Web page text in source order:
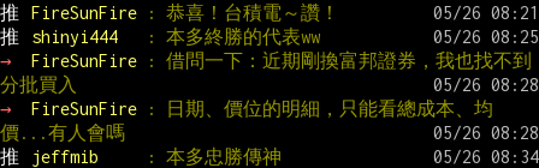
推
FireSunFire
: 恭喜！台積電～讚！
推
shinyi444
: 本多終勝的代表ww
→
FireSunFire
: 借問一下：近期剛換富邦證券，我也找不到
分批買入
→
FireSunFire
: 日期、價位的明細，只能看總成本、均
價...有人會嗎
推
jeffmib
: 本多忠勝傳神